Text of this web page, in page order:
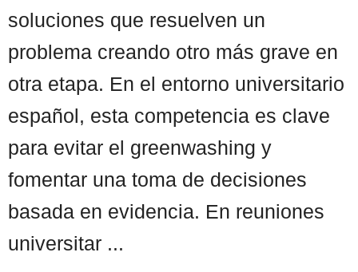
soluciones que resuelven un
problema creando otro más grave en
otra etapa. En el entorno universitario
español, esta competencia es clave
para evitar el greenwashing y
fomentar una toma de decisiones
basada en evidencia. En reuniones
universitar ...